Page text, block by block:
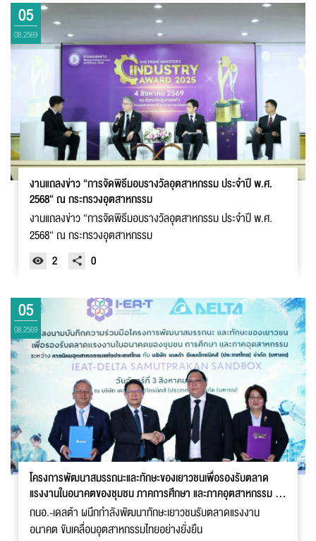
05
08.2569
งานแถลงข่าว “การจัดพิธีมอบรางวัลอุตสาหกรรม ประจำปี พ.ศ.
2568“ ณ กระทรวงอุตสาหกรรม
งานแถลงข่าว “การจัดพิธีมอบรางวัลอุตสาหกรรม ประจำปี พ.ศ.
2568“ ณ กระทรวงอุตสาหกรรม
2
0
05
08.2569
โครงการพัฒนาสมรรถนะและทักษะของเยาวชนเพื่อรองรับตลาด
แรงงานในอนาคตของชุมชน ภาคการศึกษา และภาคอุตสาหกรรม (I-
EA-T - Delta SAMUTPRAKAN SANDBOX)
กนอ.-เดลต้า ผนึกกำลังพัฒนาทักษะเยาวชนรับตลาดแรงงาน
อนาคต ขับเคลื่อนอุตสาหกรรมไทยอย่างยั่งยืน